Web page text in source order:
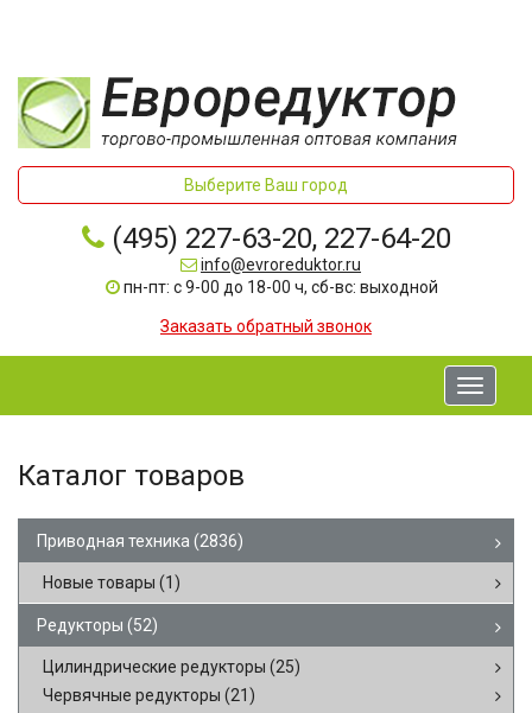
Выберите Ваш город
(495) 227-63-20, 227-64-20
info@evroreduktor.ru
пн-пт: с 9-00 до 18-00 ч, сб-вс: выходной
Заказать обратный звонок
Toggle
Каталог товаров
Приводная техника (2836)
Новые товары (1)
Редукторы (52)
Цилиндрические редукторы (25)
Червячные редукторы (21)